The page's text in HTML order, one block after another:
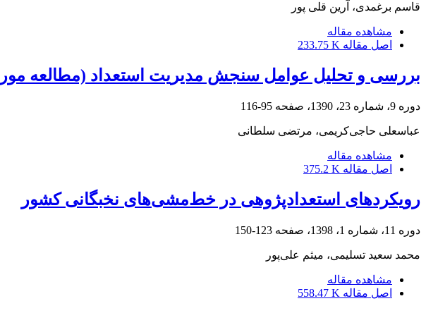
قاسم برغمدی، آرین قلی پور
مشاهده مقاله
اصل مقاله 233.75 K
بررسی و تحلیل عوامل سنجش مدیریت استعداد (مطالعه
دوره 9، شماره 23، 1390، صفحه 95-116
عباسعلی حاجی‌کریمی، مرتضی سلطانی
مشاهده مقاله
اصل مقاله 375.2 K
رویکردهای استعدادپژوهی در خط‌مشی‌های نخبگانی کشور
دوره 11، شماره 1، 1398، صفحه 123-150
محمد سعید تسلیمی، میثم علی‌پور
مشاهده مقاله
اصل مقاله 558.47 K